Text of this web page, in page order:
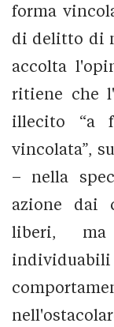
forma
di delitto di
accolta
ritiene che
illecito “a
vincolata”,
– nella
azione dai
liberi,